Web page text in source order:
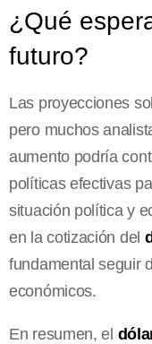
¿Qué
futuro?
Las proyecciones
pero muchos
aumento podría
políticas efectivas
situación política y
en la cotización del
fundamental seguir
económicos.
En resumen, el